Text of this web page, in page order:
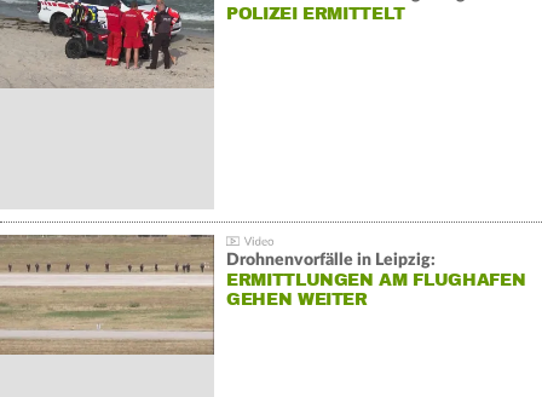
POLIZEI ERMITTELT
Drohnenvorfälle in Leipzig:
ERMITTLUNGEN AM FLUGHAFEN
GEHEN WEITER